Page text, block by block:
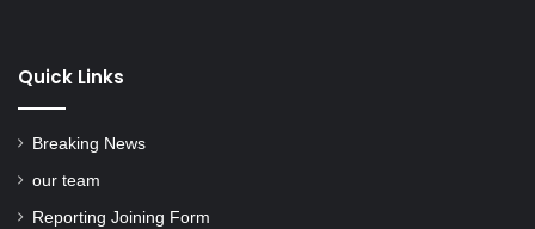
Quick Links
Breaking News
our team
Reporting Joining Form